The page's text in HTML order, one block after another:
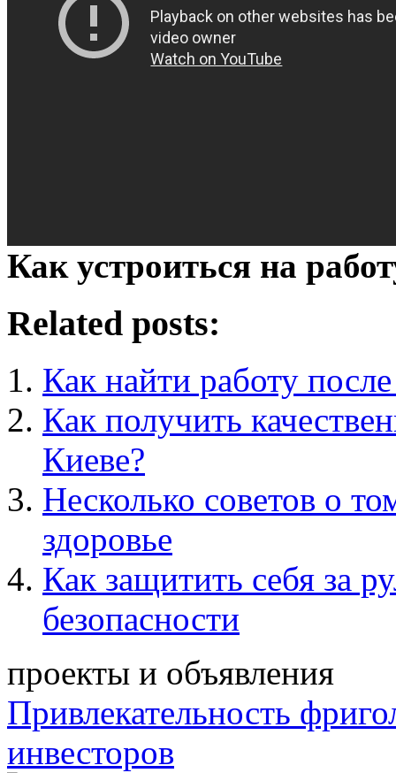
Как устроиться на
Related posts:
Как найти работу
Как получить
Киеве?
Несколько советов о
здоровье
Как защитить себя за
безопасности
проекты и объявления
Привлекательность
инвесторов